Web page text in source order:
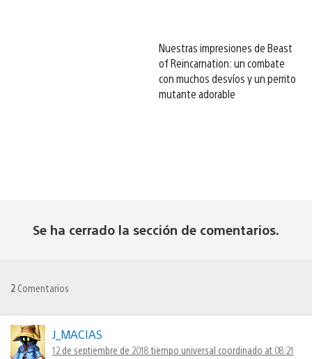
Nuestras impresiones de Beast
of Reincarnation: un combate
con muchos desvíos y un perrito
mutante adorable
Se ha cerrado la sección de comentarios.
2 Comentarios
J_MACIAS
12 de septiembre de 2018 tiempo universal coordinado at 08:21